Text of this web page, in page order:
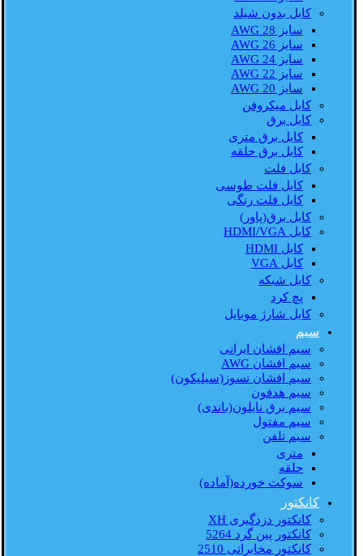
کابل بدون شیلد
سایز AWG 28
سایز AWG 26
سایز AWG 24
سایز AWG 22
سایز AWG 20
کابل میکروفن
کابل برق
کابل برق متری
کابل برق حلقه
کابل فلت
کابل فلت طوسی
کابل فلت رنگی
کابل برق(پاور)
کابل HDMI/VGA
کابل HDMI
کابل VGA
کابل شبکه
پچ کرد
کابل شارژ موبایل
سیم
سیم افشان ایرانی
سیم افشان AWG
سیم افشان نسوز(سیلیکون)
سیم هدفون
سیم برق نایلون(باندی)
سیم مفتول
سیم تلفن
متری
حلقه
سوکت خورده(آماده)
کانکتور
کانکتور دزدگیری XH
کانکتور پین گرد 5264
کانکتور مخابراتی 2510